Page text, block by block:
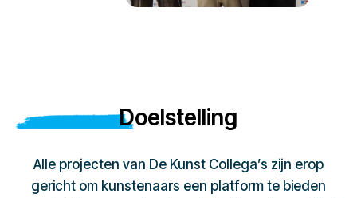
Doelstelling
Alle projecten van De Kunst Collega’s zijn erop
gericht om kunstenaars een platform te bieden